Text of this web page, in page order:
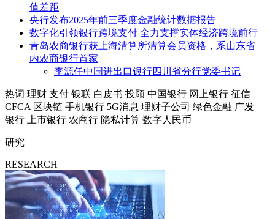
值差距
央行发布2025年前三季度金融统计数据报告
数字化引领银行跨境支付 全力支撑实体经济跨境前行
青岛农商银行获上海清算所清算会员资格，系山东省
内农商银行首家
李源任中国进出口银行四川省分行党委书记
热词 理财 支付 银联 白皮书 投顾 中国银行 网上银行 征信
CFCA 区块链 手机银行 5G消息 理财子公司 绿色金融 广发
银行
上市银行 农商行 隐私计算 数字人民币
研究
RESEARCH